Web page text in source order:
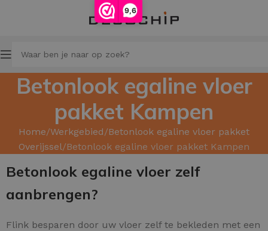
9,6
Betonlook egaline vloer
pakket Kampen
Home Werkgebied Betonlook egaline vloer pakket
Overijssel Betonlook egaline vloer pakket Kampen
Betonlook egaline vloer zelf
aanbrengen?
Flink besparen door uw vloer zelf te bekleden met een